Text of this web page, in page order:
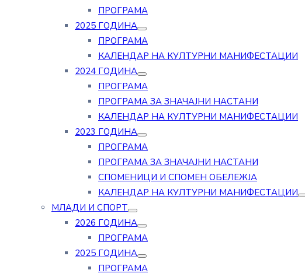
ПРОГРАМА
2025 ГОДИНА
ПРОГРАМА
КАЛЕНДАР НА КУЛТУРНИ МАНИФЕСТАЦИИ
2024 ГОДИНА
ПРОГРАМА
ПРОГРАМА ЗА ЗНАЧАЈНИ НАСТАНИ
КАЛЕНДАР НА КУЛТУРНИ МАНИФЕСТАЦИИ
2023 ГОДИНА
ПРОГРАМА
ПРОГРАМА ЗА ЗНАЧАЈНИ НАСТАНИ
СПОМЕНИЦИ И СПОМЕН ОБЕЛЕЖЈА
КАЛЕНДАР НА КУЛТУРНИ МАНИФЕСТАЦИИ
МЛАДИ И СПОРТ
2026 ГОДИНА
ПРОГРАМА
2025 ГОДИНА
ПРОГРАМА